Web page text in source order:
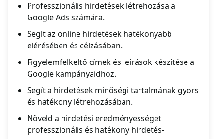
Professzionális hirdetések létrehozása a
Google Ads számára.
Segít az online hirdetések hatékonyabb
elérésében és célzásában.
Figyelemfelkeltő címek és leírások készítése a
Google kampányaidhoz.
Segít a hirdetések minőségi tartalmának gyors
és hatékony létrehozásában.
Növeld a hirdetési eredményességet
professzionális és hatékony hirdetés-